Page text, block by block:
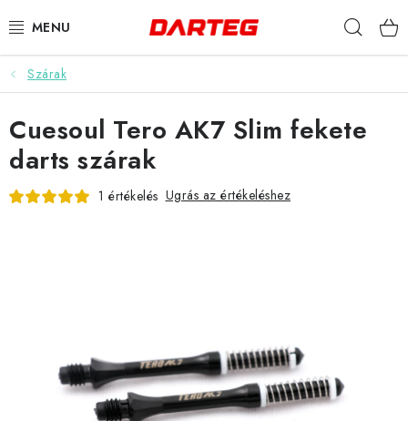
tartalomhoz
DARTS
DARTS TÁBLÁK
TARTOZÉKOK A TÁBLÁKHOZ
TOKOK
KIEGÉSZÍTŐK
Szárak
Cuesoul Tero AK7 Slim fekete
darts szárak
1 értékelés Ugrás az értékeléshez